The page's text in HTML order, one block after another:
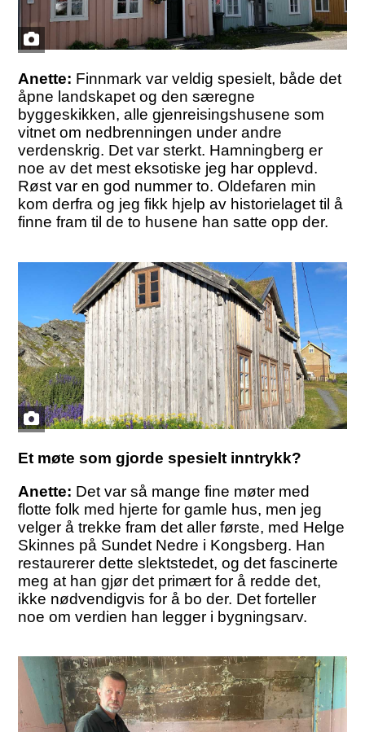
Anette: Finnmark var veldig spesielt, både det
åpne landskapet og den særegne
byggeskikken, alle gjenreisingshusene som
vitnet om nedbrenningen under andre
verdenskrig. Det var sterkt. Hamningberg er
noe av det mest eksotiske jeg har opplevd.
Røst var en god nummer to. Oldefaren min
kom derfra og jeg fikk hjelp av historielaget til å
finne fram til de to husene han satte opp der.
Et møte som gjorde spesielt inntrykk?
Anette: Det var så mange fine møter med
flotte folk med hjerte for gamle hus, men jeg
velger å trekke fram det aller første, med Helge
Skinnes på Sundet Nedre i Kongsberg. Han
restaurerer dette slektstedet, og det fascinerte
meg at han gjør det primært for å redde det,
ikke nødvendigvis for å bo der. Det forteller
noe om verdien han legger i bygningsarv.